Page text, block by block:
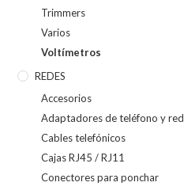
Trimmers
Varios
Voltímetros
REDES
Accesorios
Adaptadores de teléfono y red
Cables telefónicos
Cajas RJ45 / RJ11
Conectores para ponchar